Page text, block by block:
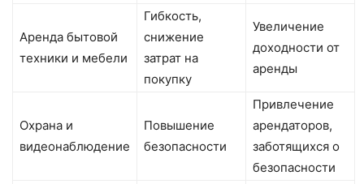
Аренда бытовой
техники и мебели
Гибкость,
снижение
затрат на
покупку
Увеличение
доходности от
аренды
Охрана и
видеонаблюдение
Повышение
безопасности
Привлечение
арендаторов,
заботящихся о
безопасности